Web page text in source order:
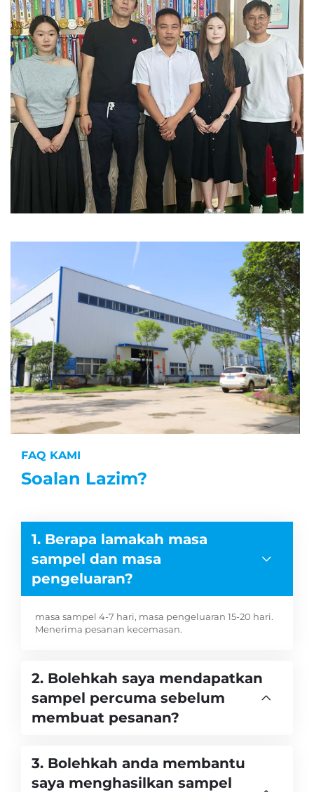
FAQ KAMI
Soalan Lazim?
1. Berapa lamakah masa
sampel dan masa
pengeluaran?
masa sampel 4-7 hari, masa pengeluaran 15-20 hari.
Menerima pesanan kecemasan.
2. Bolehkah saya mendapatkan
sampel percuma sebelum
membuat pesanan?
3. Bolehkah anda membantu
saya menghasilkan sampel